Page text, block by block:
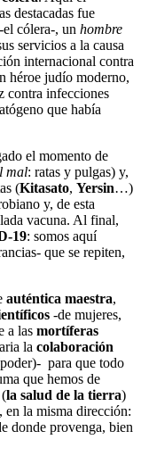
destacadas fue
-el cólera-, un hombre
servicios a la causa
internacional contra
héroe judío moderno,
contra infecciones
que había
el momento de
mal: ratas y pulgas) y,
(Kitasato, Yersin…)
y, de esta
vacuna. Al final,
19: somos aquí
que se repiten,
auténtica maestra,
-de mujeres,
a las mortíferas
la colaboración
para que todo
que hemos de
la salud de la tierra)
en la misma dirección:
donde provenga, bien